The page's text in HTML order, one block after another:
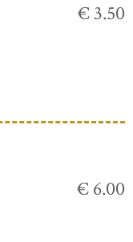
€ 3.50
€ 6.00